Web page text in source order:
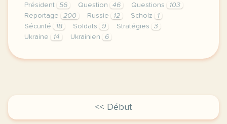
Président
56 Question 46 Questions
103
Reportage
200 Russie 12 Scholz
1
Sécurité
18 Soldats 9 Stratégies
3
Ukraine
14 Ukrainien 6
le respect de votre vie privee est une priorite
<< Début